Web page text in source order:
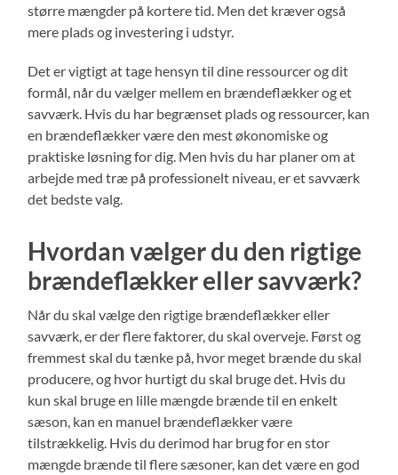
større mængder på kortere tid. Men det kræver også
mere plads og investering i udstyr.
Det er vigtigt at tage hensyn til dine ressourcer og dit
formål, når du vælger mellem en brændeflækker og et
savværk. Hvis du har begrænset plads og ressourcer, kan
en brændeflækker være den mest økonomiske og
praktiske løsning for dig. Men hvis du har planer om at
arbejde med træ på professionelt niveau, er et savværk
det bedste valg.
Hvordan vælger du den rigtige
brændeflækker eller savværk?
Når du skal vælge den rigtige brændeflækker eller
savværk, er der flere faktorer, du skal overveje. Først og
fremmest skal du tænke på, hvor meget brænde du skal
producere, og hvor hurtigt du skal bruge det. Hvis du
kun skal bruge en lille mængde brænde til en enkelt
sæson, kan en manuel brændeflækker være
tilstrækkelig. Hvis du derimod har brug for en stor
mængde brænde til flere sæsoner, kan det være en god